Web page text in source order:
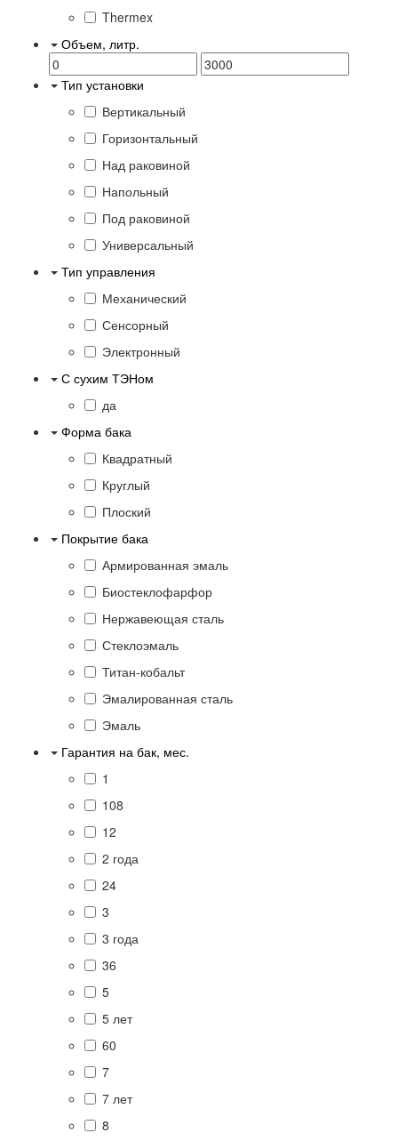
Thermex
Объем, литр.
Тип установки
Вертикальный
Горизонтальный
Над раковиной
Напольный
Под раковиной
Универсальный
Тип управления
Механический
Сенсорный
Электронный
С сухим ТЭНом
да
Форма бака
Квадратный
Круглый
Плоский
Покрытие бака
Армированная эмаль
Биостеклофарфор
Нержавеющая сталь
Стеклоэмаль
Титан-кобальт
Эмалированная сталь
Эмаль
Гарантия на бак, мес.
1
108
12
2 года
24
3
3 года
36
5
5 лет
60
7
7 лет
8